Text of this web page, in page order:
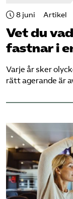
8 juni Artikel
Vet du
fastnar i
Varje år sker
rätt agerande är